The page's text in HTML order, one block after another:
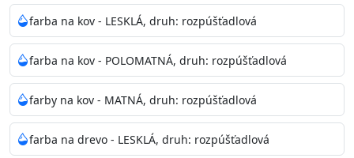
bohatej škále odtieňov.
Odtieň: Biela + je možné tónovať podľa RAL, NCS,
Pantone
Informácie k aplikácií
Pred použitím farbu narieďte do 10% vodou podľa
farba na kov - LESKLÁ, druh: rozpúšťadlová
farba na kov - POLOMATNÁ, druh: rozpúšťadlová
farby na kov - MATNÁ, druh: rozpúšťadlová
farba na drevo - LESKLÁ, druh: rozpúšťadlová